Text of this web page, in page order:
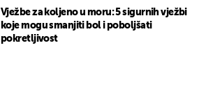
Vježbe za koljeno u moru: 5 sigurnih vježbi
koje mogu smanjiti bol i poboljšati
pokretljivost